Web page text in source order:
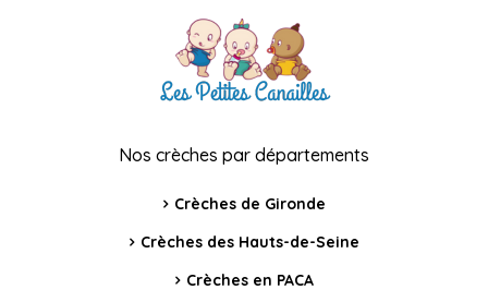
Nos crèches par départements
Crèches de Gironde
Crèches des Hauts-de-Seine
Crèches en PACA